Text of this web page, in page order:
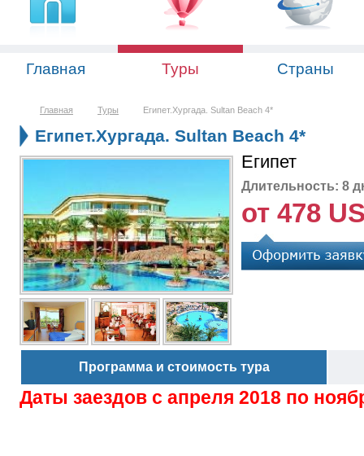
Главная Туры Страны
Главная Туры Египет.Хургада. Sultan Beach 4*
Египет.Хургада. Sultan Beach 4*
Египет
Длительность: 8
от 478
Программа и стоимость тура
Даты заездов с апреля 2018 по